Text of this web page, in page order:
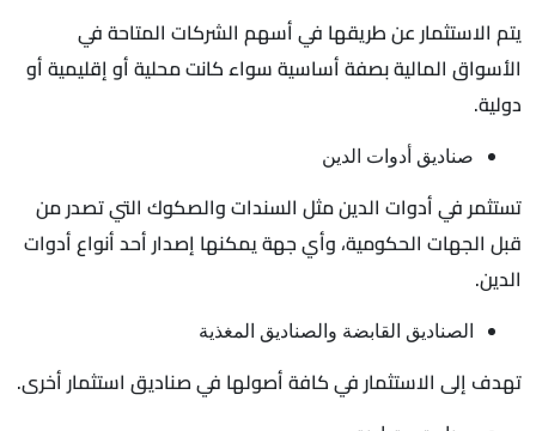
يتم الاستثمار عن طريقها في أسهم الشركات المتاحة في
الأسواق المالية بصفة أساسية سواء كانت محلية أو إقليمية أو
دولية.
صناديق أدوات الدين
تستثمر في أدوات الدين مثل السندات والصكوك التي تصدر من
قبل الجهات الحكومية، وأي جهة يمكنها إصدار أحد أنواع أدوات
الدين.
الصناديق القابضة والصناديق المغذية
تهدف إلى الاستثمار في كافة أصولها في صناديق استثمار أخرى.